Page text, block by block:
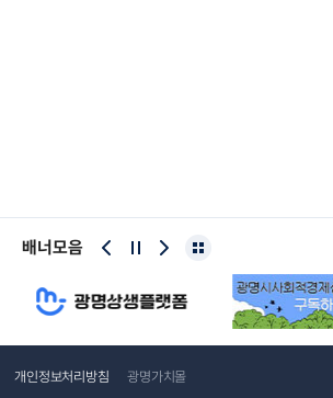
배너모음
개인정보처리방침 광명가치몰